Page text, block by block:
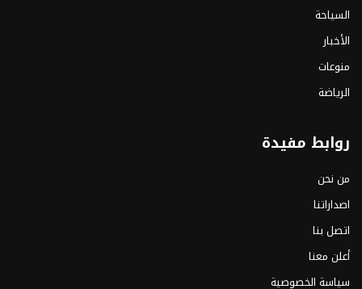
السياحة
الأخبار
منوعات
الرياضة
روابط مفيدة
من نحن
اصداراتنا
اتصل بنا
أعلن معنا
سياسة الخصوصية